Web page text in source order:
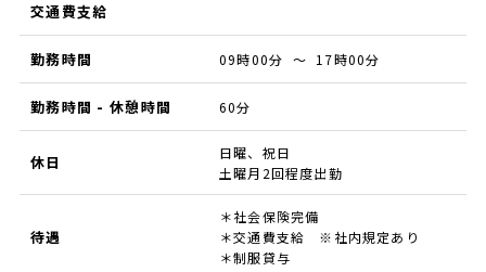
交通費支給
勤務時間 09時00分 ～ 17時00分
勤務時間 - 休憩時間 60分
休日
日曜、祝日
土曜月2回程度出勤
待遇
＊社会保険完備
＊交通費支給 ※社内規定あり
＊制服貸与